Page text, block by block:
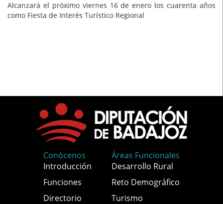
Alcanzará el próximo viernes 16 de enero los cuarenta años
como Fiesta de Interés Turístico Regional
Conócenos
Introducción
Funciones
Directorio
Áreas Funcionales
Desarrollo Rural
Reto Demográfico
Turismo